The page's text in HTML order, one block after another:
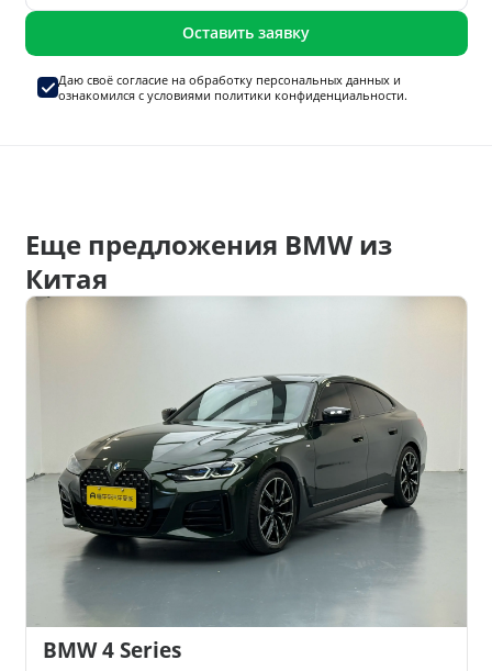
Оставить заявку
Даю своё согласие на обработку персональных данныхи
ознакомился с условиями политики конфиденциальности.
Еще предложения BMW из
Китая
BMW 4 Series